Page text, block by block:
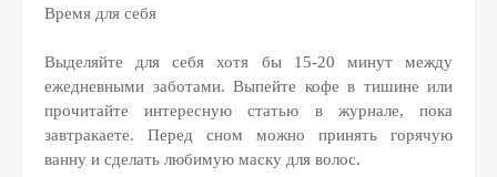
Время для себя
Выделяйте для себя хотя бы 15-20 минут между
ежедневными заботами. Выпейте кофе в тишине или
прочитайте интересную статью в журнале, пока
завтракаете. Перед сном можно принять горячую
ванну и сделать любимую маску для волос.